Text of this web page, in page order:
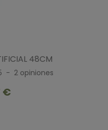
48CM
- 2 opiniones
€